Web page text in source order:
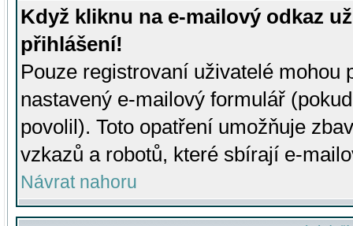
Když kliknu na e-mailový odkaz
přihlášení!
Pouze registrovaní uživatelé mohou
nastavený e-mailový formulář
povolil). Toto opatření umožňuje
vzkazů a robotů, které sbírají e-
Návrat nahoru